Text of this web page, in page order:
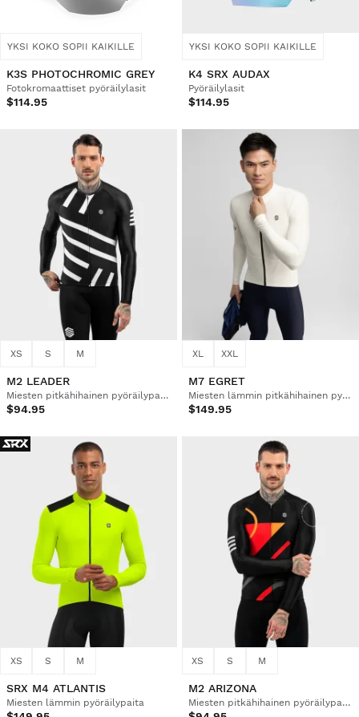
YKSI KOKO SOPII KAIKILLE
K3S PHOTOCHROMIC GREY
Fotokromaattiset pyöräilylasit
$114.95
YKSI KOKO SOPII KAIKILLE
K4 SRX AUDAX
Pyöräilylasit
$114.95
XS S M
M2 LEADER
Miesten pitkähihainen pyöräilypaita
$94.95
XL XXL
M7 EGRET
Miesten lämmin pitkähihainen pyöräilypaita
$149.95
XS S M
SRX M4 ATLANTIS
Miesten lämmin pyöräilypaita
XS S M
M2 ARIZONA
Miesten pitkähihainen pyöräilypaita